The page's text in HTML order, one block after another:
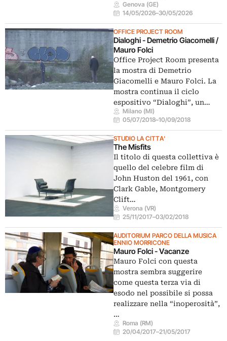
Genova (GE)
14/05/2026–30/05/2026
OFFICE PROJECT ROOM
Dialoghi - Demetrio Giacomelli /
Mauro Folci
Office Project Room presenta
la mostra di Demetrio
Giacomelli e Mauro Folci. La
mostra continua il ciclo
espositivo “Dialoghi”, un…
Milano (MI)
05/07/2018–10/09/2018
STUDIO LA CITTA'
The Misfits
Il titolo di questa collettiva è
quello del celebre film di
John Huston del 1961, con
Clark Gable, Montgomery
Clift…
Verona (VR)
25/11/2017–03/02/2018
AUDITORIUM PARCO DELLA MUSICA
ENNIO MORRICONE
Mauro Folci - Vacanze
Mauro Folci con questa
mostra sembra suggerire
come questa terza via di
esodo nel possibile si possa
realizzare nella “inoperosità”,
…
Roma (RM)
20/04/2017–21/05/2017